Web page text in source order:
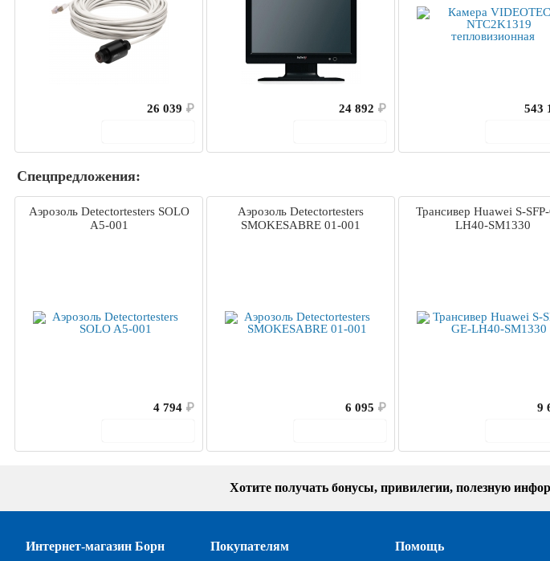
26 039 ₽
24 892 ₽
543
Спецпредложения:
Аэрозоль Detectortesters SOLO
A5-001
4 794 ₽
Аэрозоль Detectortesters
SMOKESABRE 01-001
6 095 ₽
Трансивер Huawei S-
LH40-SM1330
9
Хотите получать бонусы, привилегии, полезную
Интернет-магазин Борн Покупателям Помощь